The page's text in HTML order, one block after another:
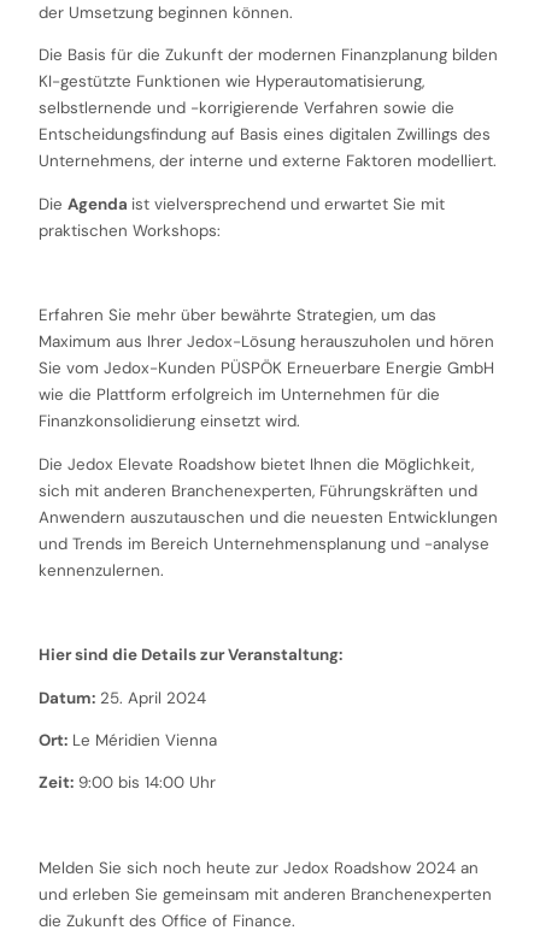
der Umsetzung beginnen können.
Die Basis für die Zukunft der modernen Finanzplanung bilden
KI-gestützte Funktionen wie Hyperautomatisierung,
selbstlernende und -korrigierende Verfahren sowie die
Entscheidungsfindung auf Basis eines digitalen Zwillings des
Unternehmens, der interne und externe Faktoren modelliert.
Die Agenda ist vielversprechend und erwartet Sie mit
praktischen Workshops:
Erfahren Sie mehr über bewährte Strategien, um das
Maximum aus Ihrer Jedox-Lösung herauszuholen und hören
Sie vom Jedox-Kunden PÜSPÖK Erneuerbare Energie GmbH
wie die Plattform erfolgreich im Unternehmen für die
Finanzkonsolidierung einsetzt wird.
Die Jedox Elevate Roadshow bietet Ihnen die Möglichkeit,
sich mit anderen Branchenexperten, Führungskräften und
Anwendern auszutauschen und die neuesten Entwicklungen
und Trends im Bereich Unternehmensplanung und -analyse
kennenzulernen.
Hier sind die Details zur Veranstaltung:
Datum: 25. April 2024
Ort: Le Méridien Vienna
Zeit: 9:00 bis 14:00 Uhr
Melden Sie sich noch heute zur Jedox Roadshow 2024 an
und erleben Sie gemeinsam mit anderen Branchenexperten
die Zukunft des Office of Finance.